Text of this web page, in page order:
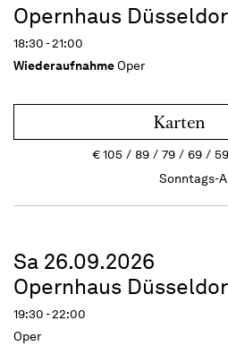
Opernhaus
18:30 - 21:00
WiederaufnahmeOper
Karten
€105 89 79 69 59
Sonntags-
Sa 26.09.2026
Opernhaus
19:30 - 22:00
Oper